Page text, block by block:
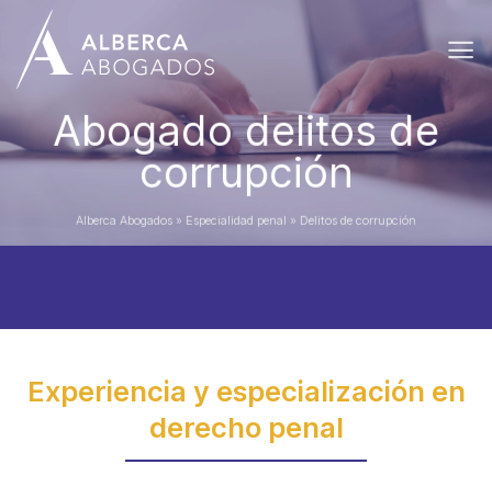
Saltar
contenido
Abogado delitos de
corrupción
Alberca Abogados » Especialidad penal » Delitos de corrupción
Experiencia y especialización en
derecho penal